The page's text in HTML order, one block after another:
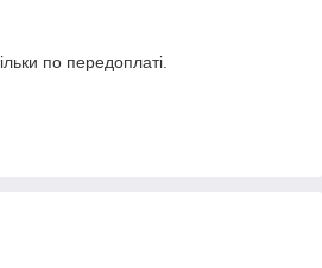
по передоплаті.